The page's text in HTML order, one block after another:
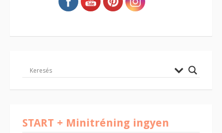
START + Minitréning ingyen